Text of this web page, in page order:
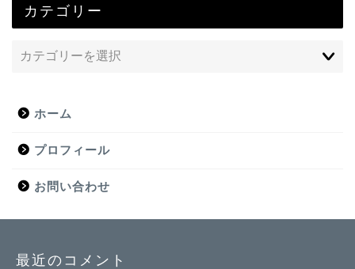
カテゴリー
ホーム
プロフィール
お問い合わせ
最近のコメント